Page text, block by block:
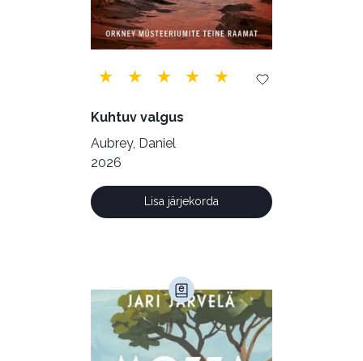
Tervis (147)
Transport (8)
Ulme ja fantaasia (244)
Vabakasutus (423)
Õigus (22)
Kuhtuv valgus
Aubrey, Daniel
2026
Lisa järjekorda